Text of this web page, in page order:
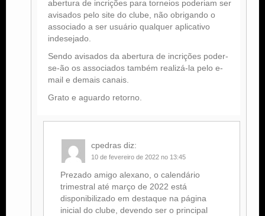
abertura de incrições para torneios poderiam ser
avisados pelo site do clube, não obrigando o
associado a ser usuário qualquer aplicativo
indesejado.
Sendo avisados da abertura de incrições poder-
se-ão os associados também realizá-la pelo e-
mail e demais canais.
Grato e aguardo retorno.
cpedras diz:
10 de fevereiro de 2022 no 13:45
Prezado amigo alexano, o calendário
trimestral até março de 2022 está
disponibilizado em destaque na página
inicial do clube, devendo ser o principal